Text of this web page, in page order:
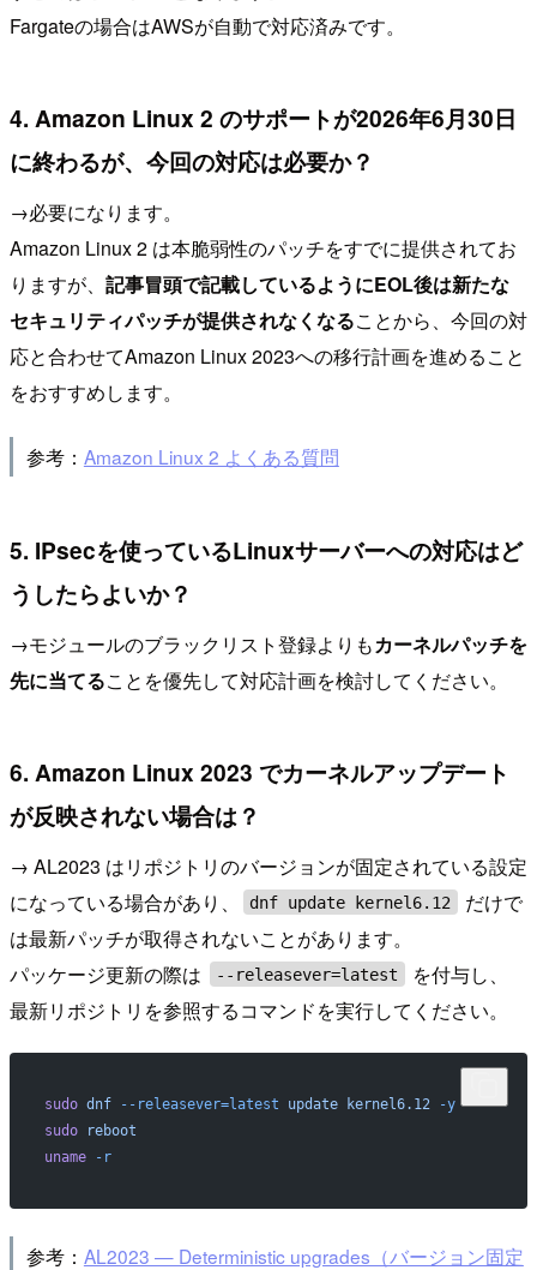
Fargateの場合はAWSが自動で対応済みです。
4. Amazon Linux 2 のサポートが2026年6月30日
に終わるが、今回の対応は必要か？
→必要になります。
Amazon Linux 2 は本脆弱性のパッチをすでに提供されてお
りますが、 記事冒頭で記載しているようにEOL後は新たな
セキュリティパッチが提供されなくなることから、今回の対
応と合わせてAmazon Linux 2023への移行計画を進めること
をおすすめします。
参考： Amazon Linux 2 よくある質問
5. IPsecを使っているLinuxサーバーへの対応はど
うしたらよいか？
→モジュールのブラックリスト登録よりもカーネルパッチを
先に当てることを優先して対応計画を検討してください。
6. Amazon Linux 2023 でカーネルアップデート
が反映されない場合は？
→ AL2023 はリポジトリのバージョンが固定されている設定
になっている場合があり、
dnf update kernel6.12
だけで
は最新パッチが取得されないことがあります。
パッケージ更新の際は
--releasever=latest
を付与し、
最新リポジトリを参照するコマンドを実行してください。
sudo dnf --releasever=latest update kernel6.12 -y
sudo reboot
uname -r
参考： AL2023 — Deterministic upgrades（バージョン固定